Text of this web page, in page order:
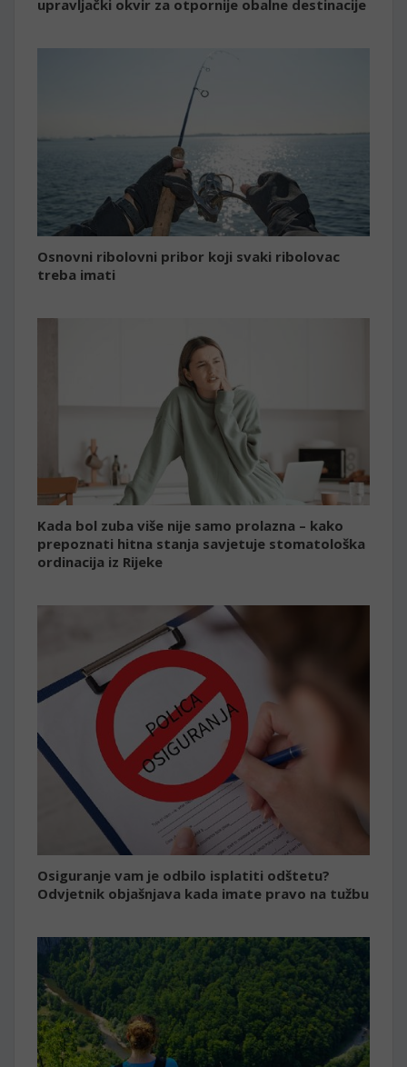
upravljački okvir za otpornije obalne destinacije
Osnovni ribolovni pribor koji svaki ribolovac
treba imati
Kada bol zuba više nije samo prolazna – kako
prepoznati hitna stanja savjetuje stomatološka
ordinacija iz Rijeke
Osiguranje vam je odbilo isplatiti odštetu?
Odvjetnik objašnjava kada imate pravo na tužbu